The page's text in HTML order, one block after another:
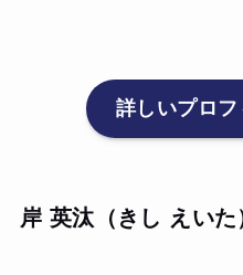
詳しいプロ
岸 英汰 （きし えいた